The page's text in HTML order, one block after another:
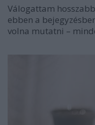
Válogattam
ebben a
volna mutatni –